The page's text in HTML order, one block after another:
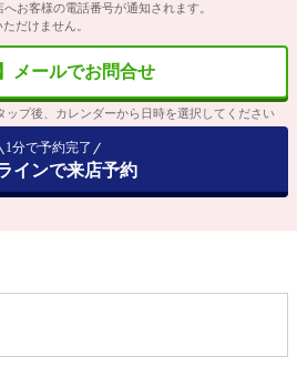
お客様の電話番号が通知されます。
だけません。
メールでお問合せ
ップ後、カレンダーから日時を選択してください
1分で予約完了
インで来店予約